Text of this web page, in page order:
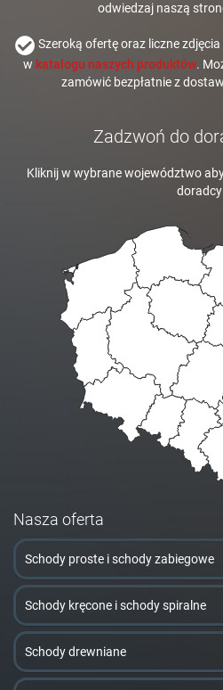
odwiedzaj naszą
Szeroką ofertę oraz liczne
w katalogu naszych produktów.
zamówić bezpłatnie z
Zadzwoń do
Kliknij w wybrane województwo
doradcy
Nasza oferta
Schody proste i schody zabiegowe
Schody kręcone i schody spiralne
Schody drewniane